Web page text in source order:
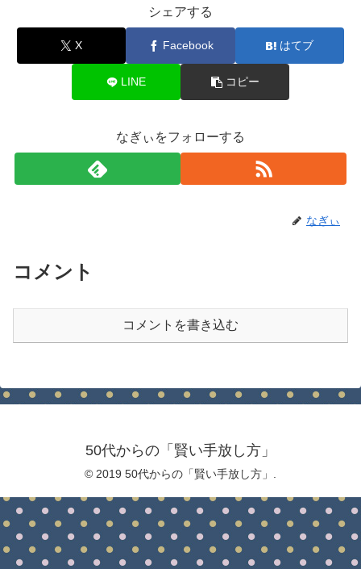
シェアする
X Facebook はてブ
LINE コピー
なぎぃをフォローする
なぎぃ
コメント
コメントを書き込む
50代からの「賢い手放し方」
© 2019 50代からの「賢い手放し方」.